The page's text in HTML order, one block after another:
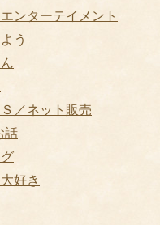
ンターテイメント
う
／ネット販売
話
好き